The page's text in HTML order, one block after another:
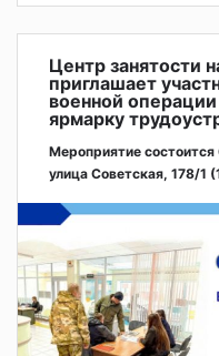
Центр занятости
приглашает
военной
ярмарку
Мероприятие состоится
улица Советская, 178/1